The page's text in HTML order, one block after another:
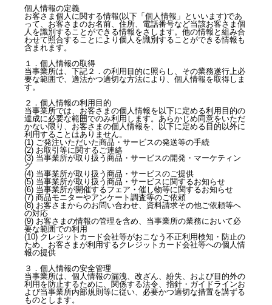
個人情報の定義
お客さま個人に関する情報(以下「個人情報」といいます)であ
って、お客さまのお名前、住所、電話番号など当該お客さま個
人を識別することができる情報をさします。他の情報と組み合
わせて照合することにより個人を識別することができる情報も
含まれます。
１．個人情報の取得
当事業所は、下記２．の利用目的に照らし、その業務遂行上必
要な範囲で、適法かつ適切な方法により、個人情報を取得しま
す。
２．個人情報の利用目的
当事業所では、お客さまの個人情報を以下に定める利用目的の
達成に必要な範囲でのみ利用します。あらかじめ同意をいただ
かない限り、お客さまの個人情報を、以下に定める目的以外に
利用することはありません。
(1) ご発注いただいた商品・サービスの発送等の手続
(2) お取引等に関するご連絡
(3) 当事業所が取り扱う商品・サービスの開発・マーケティン
グ
(4) 当事業所が取り扱う商品・サービスのご提供
(5) 当事業所が取り扱う商品・サービスに関するお知らせ
(6) 当事業所が開催するフェア・催し物等に関するお知らせ
(7) 商品モニターやアンケート調査等のご依頼
(8) お客さまからのお問い合わせ、資料請求その他ご依頼等へ
の対応
(9) お客さまの情報の管理を含め、当事業所の業務において必
要な範囲での利用
(10) クレジットカード会社等がおこなう不正利用検知・防止の
ため、お客さまが利用するクレジットカード会社等への個人情
報の提供
３．個人情報の安全管理
当事業所は、個人情報の漏洩、改ざん、紛失、および目的外の
利用を防止するために、関係する法令、指針・ガイドラインお
よび当事業所内部規則等に従い、必要かつ適切な措置を講ずる
ものとします。